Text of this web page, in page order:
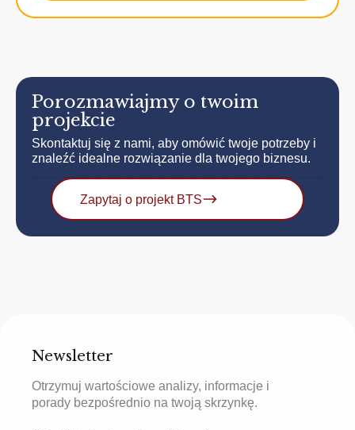
Porozmawiajmy o twoim
projekcie
Skontaktuj się z nami, aby omówić twoje potrzeby i
znaleźć idealne rozwiązanie dla twojego biznesu.
Zapytaj o projekt BTS
Newsletter
Otrzymuj wartościowe analizy, informacje i
porady bezpośrednio na twoją skrzynkę.